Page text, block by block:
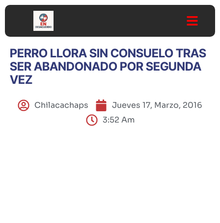
PERRO LLORA SIN CONSUELO TRAS
SER ABANDONADO POR SEGUNDA
VEZ
Chilacachaps
Jueves 17, Marzo, 2016
3:52 Am